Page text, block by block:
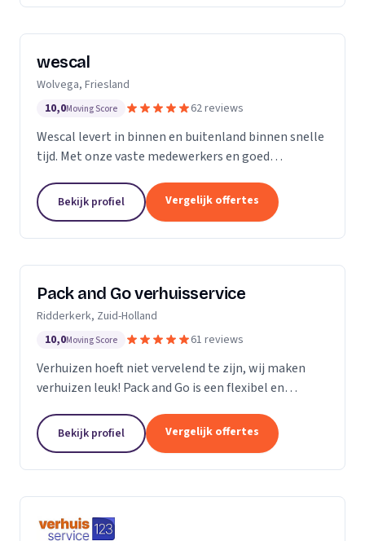
wescal
Wolvega, Friesland
10,0Moving Score 62 reviews
Wescal levert in binnen en buitenland binnen snelle
tijd. Met onze vaste medewerkers en goed
na wat we beloven. Door goede
kwaliteitsvoertuigen te...
Bekijk profiel Vergelijk offertes
Pack and Go verhuisservice
Ridderkerk, Zuid-Holland
10,0Moving Score 61 reviews
Verhuizen hoeft niet vervelend te zijn, wij maken
verhuizen leuk! Pack and Go is een flexibel en
al uw verhuizingen. Met ons team van...
Bekijk profiel Vergelijk offertes